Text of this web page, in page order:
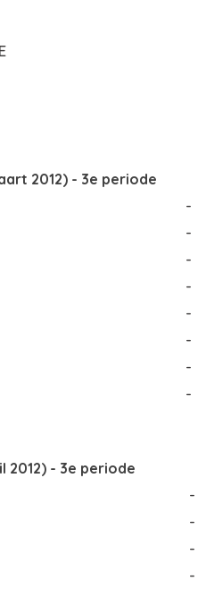
2012) - 3e periode
-
-
-
-
-
-
-
-
2012) - 3e periode
-
-
-
-